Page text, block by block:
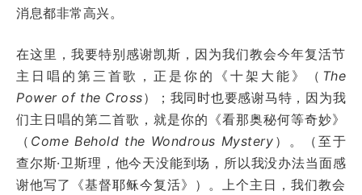
消息都非常高兴。
在这里，我要特别感谢凯斯，因为我们教会今年复活节
主日唱的第三首歌，正是你的《十架大能》（ The
Power of the Cross）；我同时也要感谢马特，因为我
们主日唱的第二首歌，就是你的《看那奥秘何等奇妙》
（ Come Behold the Wondrous Mystery ）。（至于
查尔斯·卫斯理，他今天没能到场，所以我没办法当面感
谢他写了《基督耶稣今复活》）。上个主日，我们教会